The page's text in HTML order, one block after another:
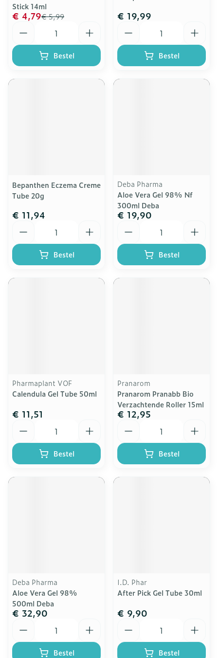
Stick 14ml
€ 5,99
€ 4,79
Bestel
€ 19,99
Bestel
Bepanthen Eczema Creme
Tube 20g
€ 11,94
Bestel
Deba Pharma
Aloe Vera Gel 98% Nf
300ml Deba
€ 19,90
Bestel
Pharmaplant VOF
Calendula Gel Tube 50ml
€ 11,51
Bestel
Pranarom
Pranarom Pranabb Bio
Verzachtende Roller 15ml
€ 12,95
Bestel
Deba Pharma
Aloe Vera Gel 98%
500ml Deba
€ 32,90
Bestel
I.D. Phar
After Pick Gel Tube 30ml
€ 9,90
Bestel